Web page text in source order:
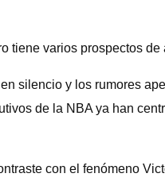
tiene varios prospectos
silencio y los rumores
de la NBA ya han
con el fenómeno